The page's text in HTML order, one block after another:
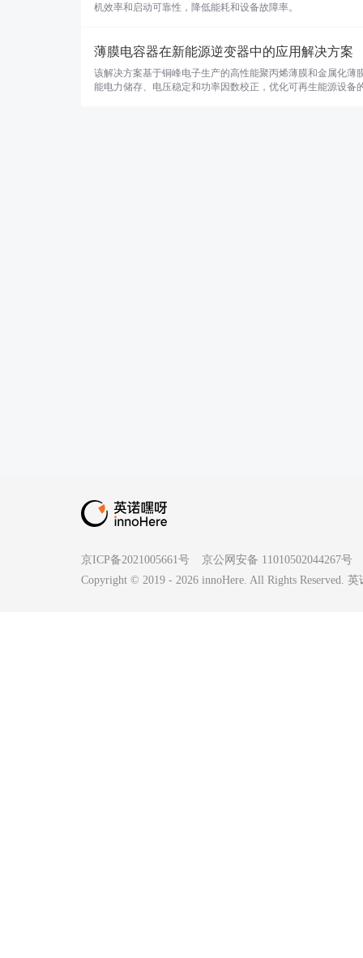
机效率和启动可靠性，降低能耗和设备故障率。
薄膜电容器在新能源逆变器中的应用解决方案
该解决方案基于铜峰电子生产的高性能聚丙烯薄膜和金属化
能电力储存、电压稳定和功率因数校正，优化可再生能源设备
京ICP备2021005661号
京公网安备 11010502044267号
Copyright © 2019 - 2026 innoHere. All Rights Reserved.